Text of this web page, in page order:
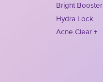
Bright Booster
Hydra Lock
Acne Clear +